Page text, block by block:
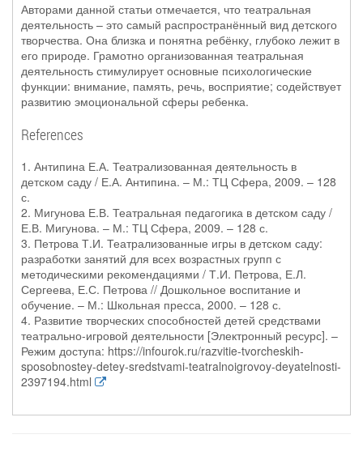
Авторами данной статьи отмечается, что театральная
деятельность – это самый распространённый вид детского
творчества. Она близка и понятна ребёнку, глубоко лежит в
его природе. Грамотно организованная театральная
деятельность стимулирует основные психологические
функции: внимание, память, речь, восприятие; содействует
развитию эмоциональной сферы ребенка.
References
1. Антипина Е.А. Театрализованная деятельность в
детском саду / Е.А. Антипина. – М.: ТЦ Сфера, 2009. – 128
с.
2. Мигунова Е.В. Театральная педагогика в детском саду /
Е.В. Мигунова. – М.: ТЦ Сфера, 2009. – 128 с.
3. Петрова Т.И. Театрализованные игры в детском саду:
разработки занятий для всех возрастных групп с
методическими рекомендациями / Т.И. Петрова, Е.Л.
Сергеева, Е.С. Петрова // Дошкольное воспитание и
обучение. – М.: Школьная пресса, 2000. – 128 с.
4. Развитие творческих способностей детей средствами
театрально-игровой деятельности [Электронный ресурс]. –
Режим доступа: https://infourok.ru/razvitie-tvorcheskih-
sposobnostey-detey-sredstvami-teatralnoigrovoy-deyatelnosti-
2397194.html